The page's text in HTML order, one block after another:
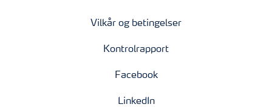
Vilkår og betingelser
Kontrolrapport
Facebook
LinkedIn